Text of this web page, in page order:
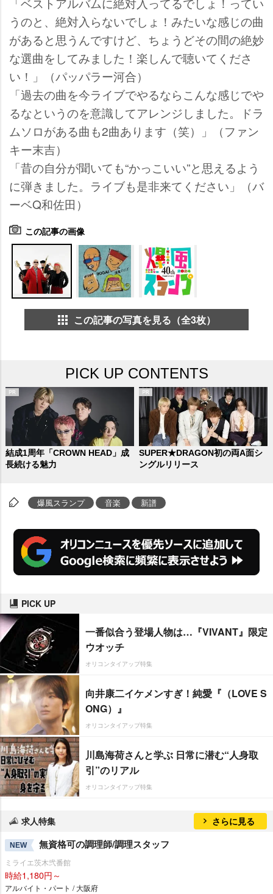
うのと、絶対入らないでしょ！みたいな感じの曲
があると思うんですけど、ちょうどその間の絶妙
な選曲をしてみました！楽しんで聴いてくださ
い！」（パッパラー河合）
「過去の曲を今ライブでやるならこんな感じで
るなというのを意識してアレンジしました。ドラ
ムソロがある曲も2曲あります（笑）」（ファン
キー末吉）
「昔の自分が聞いても“かっこいい”と思えるよう
に弾きました。ライブも是非来てください」（バ
ーベQ和佐田）
この記事の画像
この記事の写真を見る（全3枚）
PICK UP CONTENTS
結成1周年「CROWN HEAD」成
長続ける魅力
SUPER★DRAGON初の両A面シ
ングルリリース
爆風スランプ 音楽 新譜
PICK UP
一番似合う登場人物は…『VIVANT』限定
ウオッチ
オリコンタイアップ特集
向井康二イケメンすぎ！純愛『（LOVE S
ONG）』
オリコンタイアップ特集
川島海荷さんと学ぶ 日常に潜む“人身取
引”のリアル
オリコンタイアップ特集
求人特集 さらに見る
NEW 無資格可の調理師/調理スタッフ
ミライエ茨木弐番館
時給1,180円～
アルバイト・パート / 大阪府